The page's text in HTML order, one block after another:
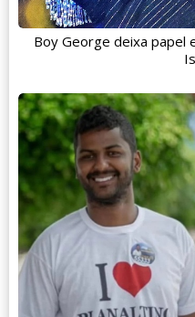
Boy George deixa papel